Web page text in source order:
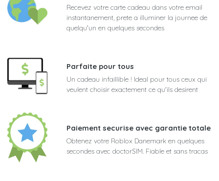
Recevez votre carte cadeau dans votre email
instantanement, prete a illuminer la journee de
quelqu'un en quelques secondes
Parfaite pour tous
Un cadeau infaillible ! Ideal pour tous ceux qui
veulent choisir exactement ce qu'ils desirent
Paiement securise avec garantie totale
Obtenez votre Roblox Danemark en quelques
secondes avec doctorSIM. Fiable et sans tracas